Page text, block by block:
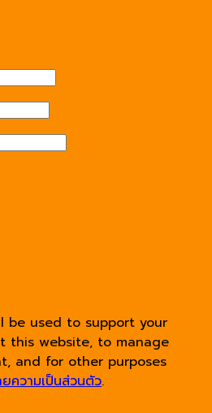
be used to support your
this website, to manage
and for other purposes
ยความเป็นส่วนตัว.